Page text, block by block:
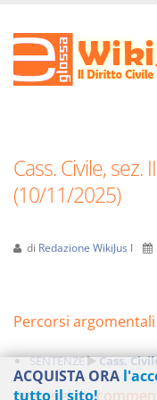
Cass. Civile,
(10/11/2025)
di Redazione WikiJus I
Percorsi argomentali
SENTENZE Cass.
Aggiungi un
ACQUISTA ORA
tutto il sito!